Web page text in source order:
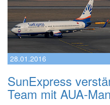
28.01.2016
SunExpress
Team mit AUA-